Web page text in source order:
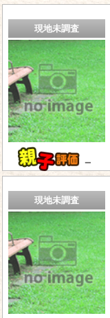
現地未調査
－
現地未調査